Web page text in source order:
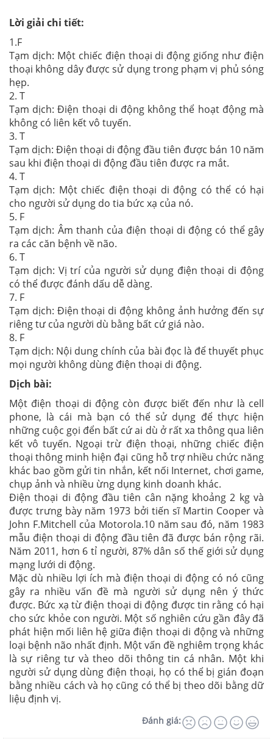
Lời giải chi tiết:
1.F
Tạm dịch: Một chiếc điện thoại di động giống như điện
thoại không dây được sử dụng trong phạm vị phủ sóng
hẹp.
2. T
Tạm dịch: Điện thoại di động không thể hoạt động mà
không có liên kết vô tuyến.
3. T
Tạm dịch: Điện thoại di động đầu tiên được bán 10 năm
sau khi điện thoại di động đầu tiên được ra mắt.
4. T
Tạm dịch: Một chiếc điện thoại di động có thể có hại
cho người sử dụng do tia bức xạ của nó.
5. F
Tạm dịch: Âm thanh của điện thoại di động có thể gây
ra các căn bệnh về não.
6. T
Tạm dịch: Vị trí của người sử dụng điện thoại di động
có thể được đánh dấu dễ dàng.
7. F
Tạm dịch: Điện thoại di động không ảnh hưởng đến sự
riêng tư của người dù bằng bất cứ giá nào.
8. F
Tạm dịch: Nội dung chính của bài đọc là để thuyết phục
mọi người không dùng điện thoại di động.
Dịch bài:
Một điện thoại di động còn được biết đến như là cell
phone, là cái mà bạn có thể sử dụng để thực hiện
những cuộc gọi đển bất cứ ai dù ở rất xa thông qua liên
kết vô tuyến. Ngoại trừ điện thoại, những chiếc điện
thoại thông minh hiện đại cũng hỗ trợ nhiều chức năng
khác bao gồm gửi tin nhắn, kết nối Internet, chơi game,
chụp ảnh và nhiều ừng dụng kinh doanh khác.
Điện thoại di động đầu tiên cân nặng khoảng 2 kg và
được trưng bày năm 1973 bởi tiến sĩ Martin Cooper và
John F.Mitchell của Motorola.10 năm sau đó, năm 1983
mẫu điện thoại di động đầu tiên đã được bán rộng rãi.
Năm 2011, hơn 6 tỉ người, 87% dân số thế giới sử dụng
mạng lưới di động.
Mặc dù nhiều lợi ích mà điện thoại di động có nó cũng
gây ra nhiều vấn đề mà người sử dụng nên ý thức
được. Bức xạ từ điện thoại di động được tin rằng có hại
cho sức khỏe con người. Một số nghiên cứu gần đây đã
phát hiện mối liên hệ giữa điện thoại di động và những
loại bệnh não nhất định. Một vấn đề nghiêm trọng khác
là sự riêng tư và theo dõi thông tin cá nhân. Một khi
người sử dụng dùng điện thoại, họ có thể bị gián đoạn
bằng nhiều cách và họ cũng có thể bị theo dõi bằng dữ
liệu định vị.
Đánh giá: